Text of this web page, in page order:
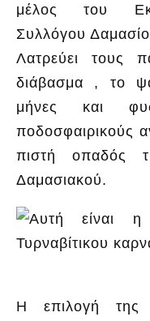
μέλος του
Συλλόγου
Λατρεύει τους
διάβασμα , το
μήνες και
ποδοσφαιρικούς
πιστή οπαδός
Δαμασιακού.
Η επιλογή της